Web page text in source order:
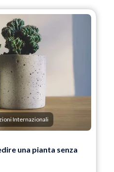
Internazionali
una pianta senza